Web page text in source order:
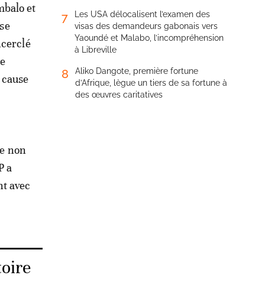
et
non
a
avec
7
Les USA délocalisent l’examen des
visas des demandeurs gabonais vers
Yaoundé et Malabo, l’incompréhension
à Libreville
8
Aliko Dangote, première fortune
d’Afrique, lègue un tiers de sa fortune à
des œuvres caritatives